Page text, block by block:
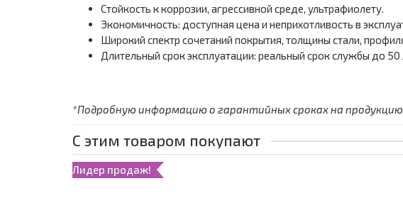
Стойкость к коррозии, агрессивной среде, ультрафиолету.
Экономичность: доступная цена и неприхотливость в
Широкий спектр сочетаний покрытия, толщины стали,
Длительный срок эксплуатации: реальный срок службы до 50
*Подробную информацию о гарантийных сроках на
С этим товаром покупают
Лидер продаж!